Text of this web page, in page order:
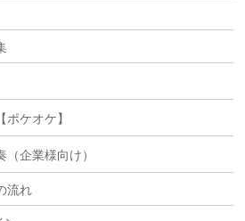
ケオケ】
企業様向け）
流れ